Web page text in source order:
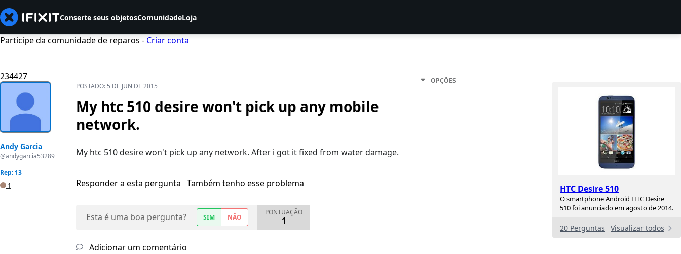
Conserte seus objetosComunidadeLoja
Participe da comunidade de reparos - Criar conta
234427
HTC Desire 510
O smartphone Android HTC Desire
510 foi anunciado em agosto de 2014.
20 Perguntas Visualizar todos
Andy Garcia
@andygarcia53289
Rep: 13
1
POSTADO: 5 DE JUN DE 2015
OPÇÕES
My htc 510 desire won't pick up any mobile
network.
My htc 510 desire won't pick up any network. After i got it fixed from water damage.
Responder a esta pergunta Também tenho esse problema
Esta é uma boa pergunta? SIM NÃO
PONTUAÇÃO
1
Adicionar um comentário